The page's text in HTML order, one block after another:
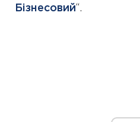
Бізнесовий“.